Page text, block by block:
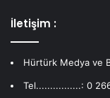
İletişim :
Hürtürk Medya ve
Tel................: 0